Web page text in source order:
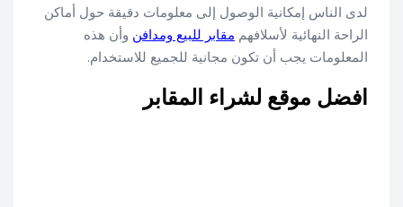
لدى الناس إمكانية الوصول إلى معلومات دقيقة حول أماكن
الراحة النهائية لأسلافهم مقابر للبيع ومدافن وأن هذه
المعلومات يجب أن تكون مجانية للجميع للاستخدام.
افضل موقع لشراء المقابر